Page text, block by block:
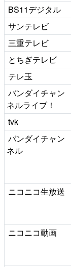
BS11デジタル
サンテレビ
三重テレビ
とちぎテレビ
テレ玉
バンダイチャン
ネルライブ！
tvk
バンダイチャン
ネル
ニコニコ生放送
ニコニコ動画